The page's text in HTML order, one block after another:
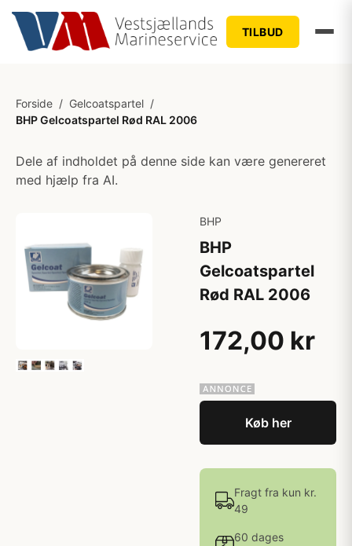
TILBUD
Forside / Gelcoatspartel /
BHP Gelcoatspartel Rød RAL 2006
Dele af indholdet på denne side kan være genereret
med hjælp fra AI.
BHP
BHP
Gelcoatspartel
Rød RAL 2006
172,00 kr
Køb her
Fragt fra kun kr.
49
60 dages